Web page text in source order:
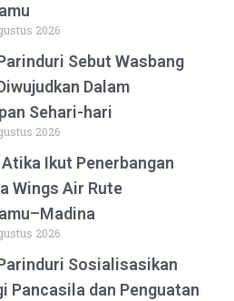
2026
Sebut Wasbang
Dalam
Sehari-hari
2026
Ikut Penerbangan
Wings Air Rute
2026
Sosialisasikan
Pancasila dan Penguatan